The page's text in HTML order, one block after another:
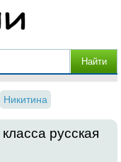
Никитина
русская